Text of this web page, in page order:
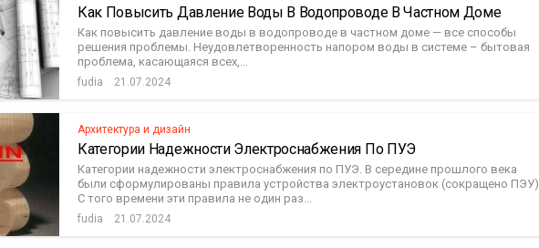
Как Повысить Давление Воды В Водопроводе В Частном Доме
Как повысить давление воды в водопроводе в частном доме — все способы
решения проблемы. Неудовлетворенность напором воды в системе – бытовая
проблема, касающаяся всех,...
fudia 21.07.2024
Архитектура и дизайн
Категории Надежности Электроснабжения По ПУЭ
Категории надежности электроснабжения по ПУЭ. В середине прошлого века
были сформулированы правила устройства электроустановок (сокращено ПЭУ).
С того времени эти правила не один раз...
fudia 21.07.2024